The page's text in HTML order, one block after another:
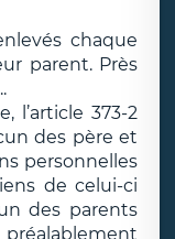
chaque
parent. Près
l’article 373-2
des père et
personnelles
de celui-ci
des parents